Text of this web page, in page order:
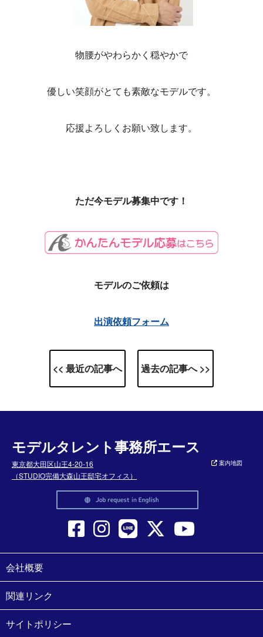
物腰がやわらかく穏やかで
優しい笑顔がとても素敵なモデルです。
応援よろしくお願い致します。
ただ今モデル募集中です！
モデルのご依頼は
出演依頼フォーム
<< 最近の記事へ 過去の記事へ >>
モデルタレント事務所エース
東京都大田区山王4-20-16
（STUDIO完備大森山王邸宅オフィス）
案内地図
会社概要
関連リンク
サイトポリシー